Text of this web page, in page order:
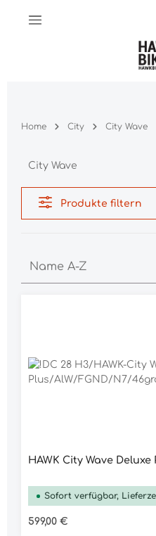
Zum Hauptinhalt springen
Home City City Wave
City Wave
Produkte filtern
HAWK City Wave Deluxe
Sofort verfügbar,
Regulärer Preis:
599,00 €